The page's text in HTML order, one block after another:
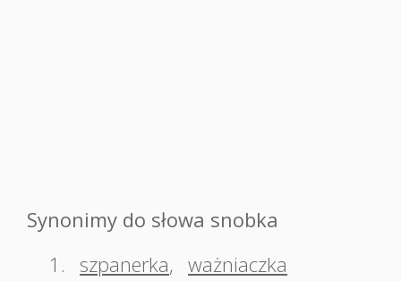
Synonimy do słowa snobka
1.
szpanerka, ważniaczka